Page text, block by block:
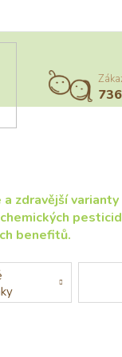
a reklamace
zdravější
benefitů.